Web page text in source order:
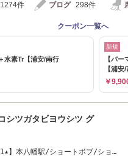
1274件 ブログ 298件
クーポン一覧へ
水素Tr【浦安/南行
新規
【パ
【浦安
￥
シツガタビヨウシツ グ
】本八幡駅/ショートボブ/ショ